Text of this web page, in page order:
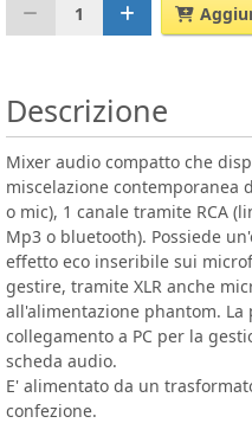
1
Descrizione
Mixer audio compatto che
miscelazione contemporanea
o mic), 1 canale tramite RCA
Mp3 o bluetooth). Possiede
effetto eco inseribile sui
gestire, tramite XLR anche
all'alimentazione phantom. La
collegamento a PC per la
scheda audio.
E' alimentato da un
confezione.